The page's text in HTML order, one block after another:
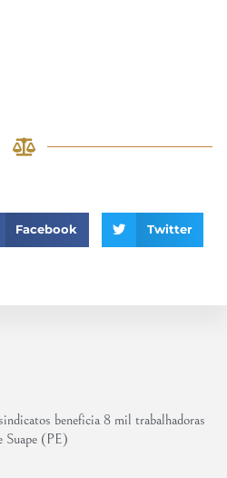
beneficia 8 mil trabalhadoras
Suape (PE)
Facebook Twitter